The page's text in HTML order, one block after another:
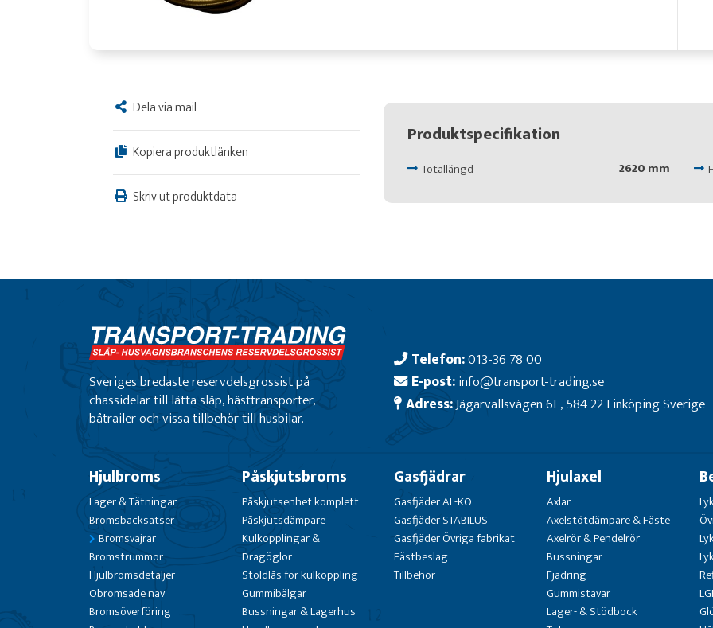
Dela via mail
Kopiera produktlänken
Skriv ut produktdata
Produktspecifikation
Totallängd 2620 mm
Sveriges bredaste reservdelsgrossist på
chassidelar till lätta släp, hästtransporter,
båtrailer och vissa tillbehör till husbilar.
Telefon:013-36 78 00
E-post:info@transport-trading.se
Adress:Jägarvallsvägen 6E, 584 22 Linköping Sverige
Hjulbroms
Lager & Tätningar
Bromsbacksatser
Bromsvajrar
Bromstrummor
Hjulbromsdetaljer
Obromsade nav
Bromsöverföring
Påskjutsbroms
Påskjutsenhet komplett
Påskjutsdämpare
Kulkopplingar &
Dragöglor
Stöldlås för kulkoppling
Gummibälgar
Bussningar & Lagerhus
Gasfjädrar
Gasfjäder AL-KO
Gasfjäder STABILUS
Gasfjäder Övriga fabrikat
Fästbeslag
Tillbehör
Hjulaxel
Axlar
Axelstötdämpare & Fäste
Axelrör & Pendelrör
Bussningar
Fjädring
Gummistavar
Lager- & Stödbock